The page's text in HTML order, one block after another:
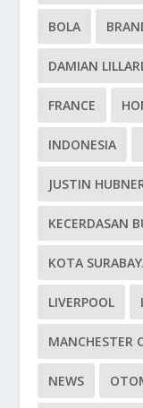
BOLA
DAMIAN
FRANCE
INDONESIA
JUSTIN
KECERDASAN
KOTA
LIVERPOOL
MANCHESTER
NEWS